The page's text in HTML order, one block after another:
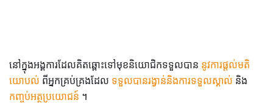
នៅក្នុងអង្គការដែលគិតឆ្ពោះទៅមុខនិយោជិកទទួលបាន នូវការផ្តល់មតិ
យោបល់ ពីអ្នកគ្រប់គ្រងដែល ទទួលបានរង្វាន់និងការទទួលស្គាល់ និង
កញ្ចប់អត្ថប្រយោជន៍ ។